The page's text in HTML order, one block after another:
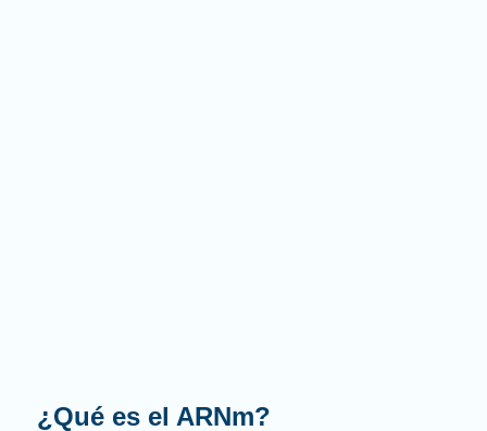
¿Cuál es la función que